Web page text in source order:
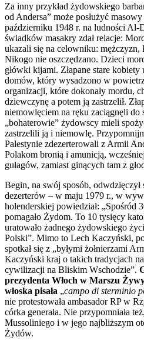
Za inny przykład żydowskiego
od Andersa” może posłużyć
październiku 1948 r. na ludności Al-
świadków masakry zdał relacje:
ukazali się na celowniku: mężczyzn,
Nikogo nie oszczędzano. Dzieci
główki kijami. Złapane stare
domów, który wysadzono w
organizacji, które dokonały mordu,
dziewczynę a potem ją zastrzelił.
niemowlęciem na ręku zaciągnęli do
„bohaterowie” żydowscy mieli
zastrzelili ją i niemowlę.
Palestynie zdezerterowali z Armii
Polakom bronią i amunicją,
gułagów, zamiast ginących tam z
Begin, na swój sposób,
dezerterów – w maju 1979 r., w
holenderskiej powiedział: „Spośród
pomagało Żydom. To 10 tysięcy
uratowało żadnego żydowskiego
Polski”. Mimo to Lech Kaczyński,
spotkał się z „byłymi żołnierzami
Kaczyński kraj o takich tradycjach
cywilizacji na Bliskim Wschodzie”.
prezydenta Włoch w Marszu
włoska pisała „campo di sterminio
nie protestowała ambasador RP w
córka generała. Nie przypomniała
Mussoliniego i w jego najbliższym
Żydów.